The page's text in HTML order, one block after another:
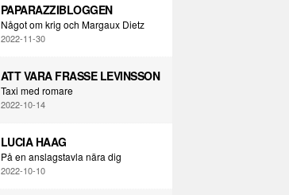
PAPARAZZIBLOGGEN
Något om krig och Margaux Dietz
2022-11-30
ATT VARA FRASSE LEVINSSON
Taxi med romare
2022-10-14
LUCIA HAAG
På en anslagstavla nära dig
2022-10-10